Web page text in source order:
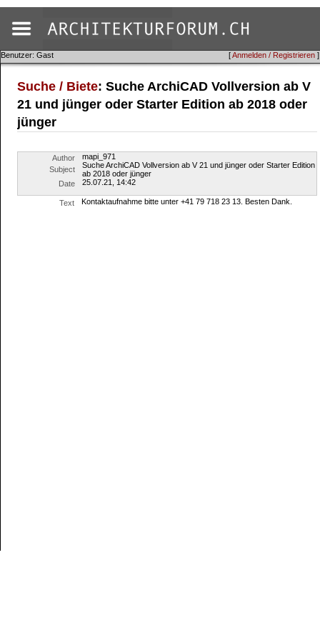
[Anmelden / Registrieren ]
Benutzer: Gast
Suche / Biete: Suche ArchiCAD Vollversion ab V
21 und jünger oder Starter Edition ab 2018 oder
jünger
Author
mapi_971
Subject
Suche ArchiCAD Vollversion ab V 21 und jünger oder Starter Edition
ab 2018 oder jünger
Date
25.07.21, 14:42
Text Kontaktaufnahme bitte unter +41 79 718 23 13. Besten Dank.